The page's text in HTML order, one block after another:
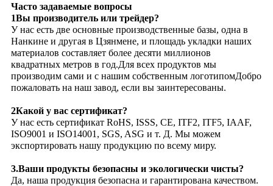
Часто задаваемые вопросы
1Вы производитель или трейдер?
У нас есть две основные производственные базы, одна в
Нанкине и другая в Цзянмене, и площадь укладки наших
материалов составляет более десяти миллионов
квадратных метров в год.Для всех продуктов мы
производим сами и с нашим собственным логотипомДобро
пожаловать на наш завод, если вы заинтересованы.
2Какой у вас сертификат?
У нас есть сертификат RoHS, ISSS, CE, ITF2, ITF5, IAAF,
ISO9001 и ISO14001, SGS, ASG и т. Д. Мы можем
экспортировать нашу продукцию по всему миру.
3.Ваши продукты безопасны и экологически чисты?
Да, наша продукция безопасна и гарантирована качеством.